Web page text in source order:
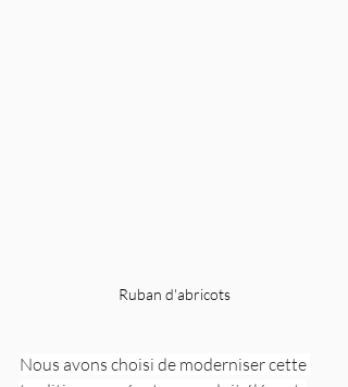
Ruban d'abricots
Nous avons choisi de moderniser cette